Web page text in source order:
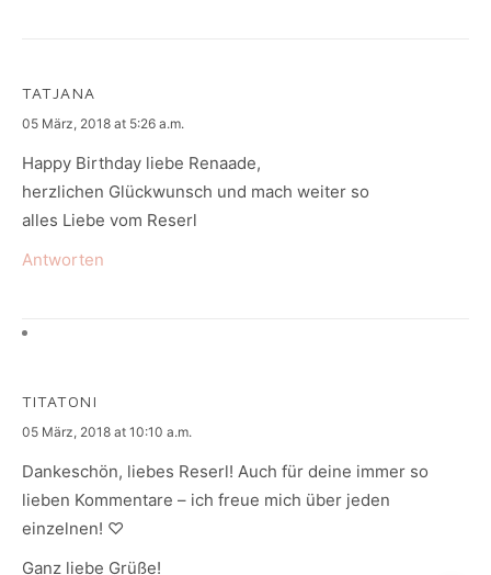
TATJANA
says:
05 März, 2018 at 5:26 a.m.
Happy Birthday liebe Renaade,
herzlichen Glückwunsch und mach weiter so
alles Liebe vom Reserl
Antworten
TITATONI
says:
05 März, 2018 at 10:10 a.m.
Dankeschön, liebes Reserl! Auch für deine immer so
lieben Kommentare – ich freue mich über jeden
einzelnen! ♡
Ganz liebe Grüße!